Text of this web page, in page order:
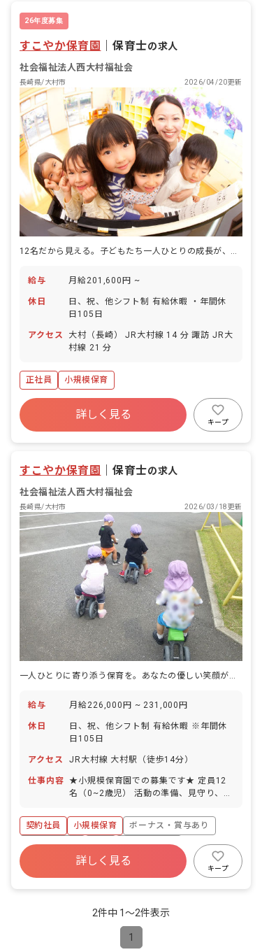
26年度募集
すこやか保育園 ｜保育士の求人
社会福祉法人西大村福祉会
長崎県/大村市 2026/04/20更新
12名だから見える。子どもたち一人ひとりの成長が、手の中にある。
給与 月給201,600円 ~
休日
日、祝、他シフト制 有給休暇 ・年間休
日105日
アクセス
大村（長崎） JR大村線 14 分 諏訪 JR大
村線 21 分
正社員 小規模保育
詳しく見る
キープ
すこやか保育園 ｜保育士の求人
社会福祉法人西大村福祉会
長崎県/大村市 2026/03/18更新
給与 月給226,000円 ~ 231,000円
休日
日、祝、他シフト制 有給休暇 ※年間休
日105日
アクセス JR大村線 大村駅（徒歩14分）
仕事内容 ★小規模保育園での募集です★ 定員12
名（0~2歳児） 活動の準備、見守り、食
備・見守り、クラス内の掃除、書類（お
たより帳や記録など）などの業務 ■園児
年齢層：0～2歳児
契約社員 小規模保育
ボーナス・賞与あり
社会保険完備
有給
産休育休制度
社会福祉法人
車通勤可
乳児保育のみ
詳しく見る
キープ
2件中 1〜2件表示
1